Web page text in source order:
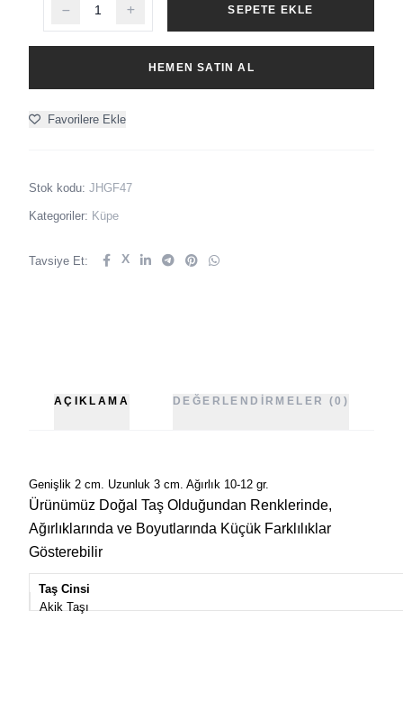
SEPETE EKLE
HEMEN SATIN AL
Favorilere Ekle
Stok kodu: JHGF47
Kategoriler: Küpe
Tavsiye Et: X
AÇIKLAMA DEĞERLENDIRMELER (0)
Genişlik 2 cm. Uzunluk 3 cm. Ağırlık 10-12 gr.
Ürünümüz Doğal Taş Olduğundan Renklerinde,
Ağırlıklarında ve Boyutlarında Küçük Farklılıklar
Gösterebilir
Taş Cinsi
Akik Taşı